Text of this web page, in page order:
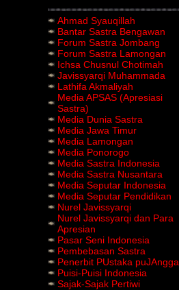
Ahmad Syauqillah
Bantar Sastra Bengawan
Forum Sastra Jombang
Forum Sastra Lamongan
Ichsa Chusnul Chotimah
Javissyarqi Muhammada
Lathifa Akmaliyah
Media APSAS (Apresiasi
Sastra)
Media Dunia Sastra
Media Jawa Timur
Media Lamongan
Media Ponorogo
Media Sastra Indonesia
Media Sastra Nusantara
Media Seputar Indonesia
Media Seputar Pendidikan
Nurel Javissyarqi
Nurel Javissyarqi dan Para
Apresian
Pasar Seni Indonesia
Pembebasan Sastra
Penerbit PUstaka puJAngga
Puisi-Puisi Indonesia
Sajak-Sajak Pertiwi